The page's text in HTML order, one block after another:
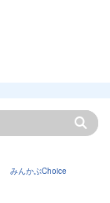
みんかぶChoice